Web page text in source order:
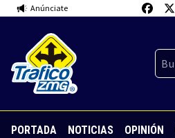
Anúnciate
PORTADA NOTICIAS OPINIÓN